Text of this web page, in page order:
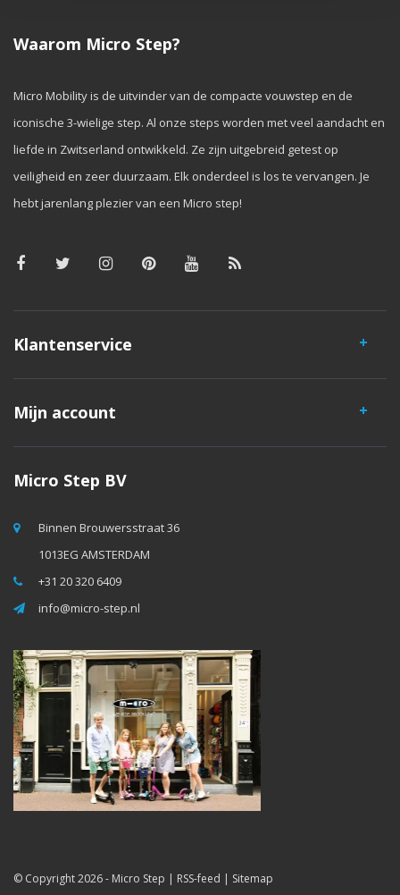
Waarom Micro Step?
Micro Mobility is de uitvinder van de compacte vouwstep en de
iconische 3-wielige step. Al onze steps worden met veel aandacht en
liefde in Zwitserland ontwikkeld. Ze zijn uitgebreid getest op
veiligheid en zeer duurzaam. Elk onderdeel is los te vervangen. Je
hebt jarenlang plezier van een Micro step!
Klantenservice
Mijn account
Micro Step BV
Binnen Brouwersstraat 36
1013EG AMSTERDAM
+31 20 320 6409
info@micro-step.nl
© Copyright 2026 - Micro Step | RSS-feed | Sitemap